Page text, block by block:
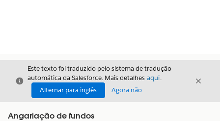
Fechar
Este texto foi traduzido pelo sistema de tradução
automática da Salesforce. Mais detalhes aqui.
Alternar para inglês
Agora não
Fechar
Angariação de fundos